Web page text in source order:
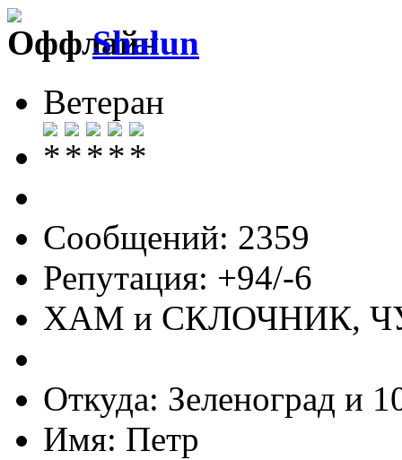
Shalun
Ветеран
Сообщений: 2359
Репутация: +94/-6
ХАМ и СКЛОЧНИК,
Откуда: Зеленоград и
Имя: Петр